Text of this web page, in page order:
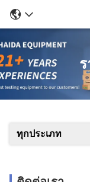
ทุกประเภท